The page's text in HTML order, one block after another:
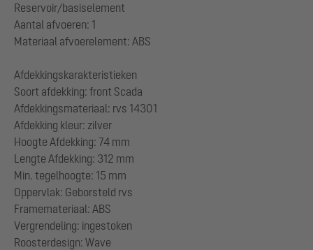
Reservoir/basiselement
Aantal afvoeren: 1
Materiaal afvoerelement: ABS
Afdekkingskarakteristieken
Soort afdekking: front Scada
Afdekkingsmateriaal: rvs 14301
Afdekking kleur: zilver
Hoogte Afdekking: 74 mm
Lengte Afdekking: 312 mm
Min. tegelhoogte: 15 mm
Oppervlak: Geborsteld rvs
Framemateriaal: ABS
Vergrendeling: ingestoken
Roosterdesign: Wave